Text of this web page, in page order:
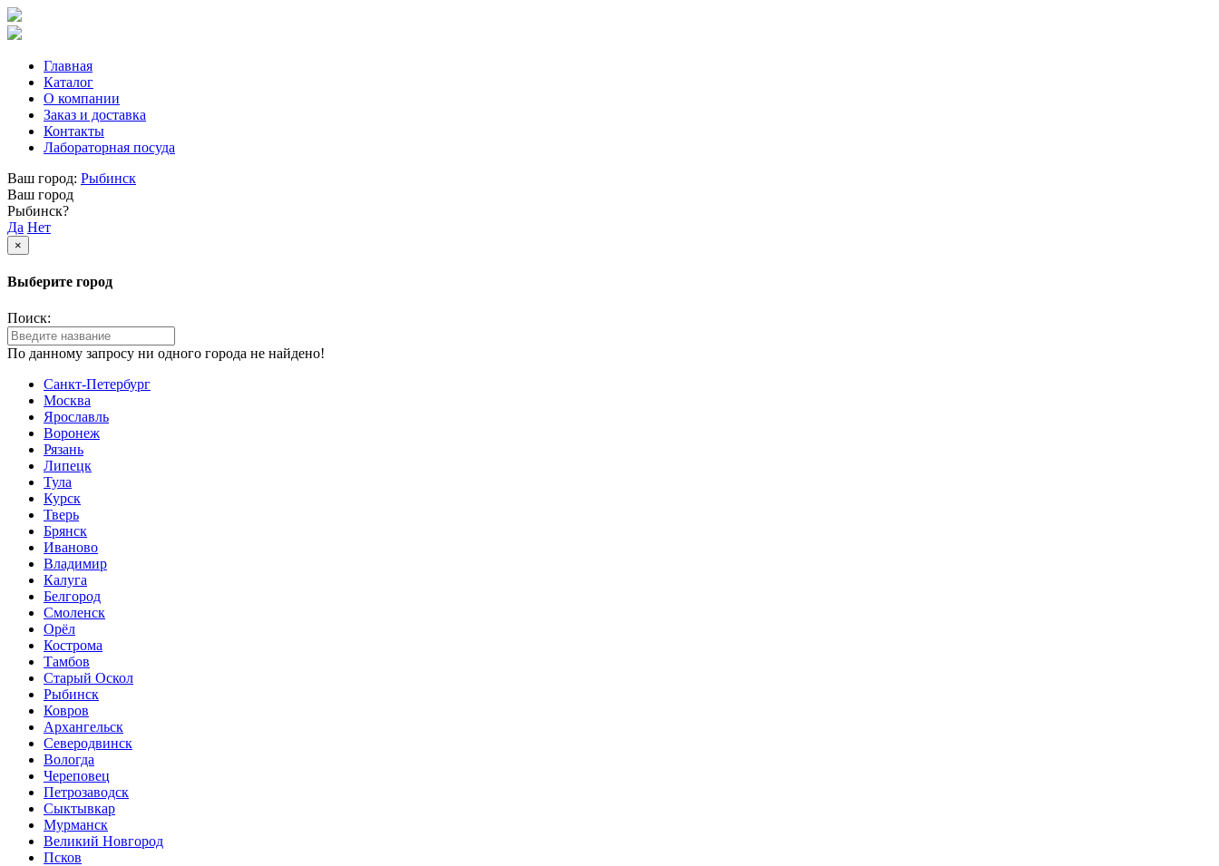
Главная
Каталог
О компании
Заказ и доставка
Контакты
Лабораторная посуда
Ваш город: Рыбинск
Ваш город
Рыбинск?
Да Нет
×
Выберите город
Поиск:
По данному запросу ни одного города не найдено!
Санкт-Петербург
Москва
Ярославль
Воронеж
Рязань
Липецк
Тула
Курск
Тверь
Брянск
Иваново
Владимир
Калуга
Белгород
Смоленск
Орёл
Кострома
Тамбов
Старый Оскол
Рыбинск
Ковров
Архангельск
Северодвинск
Вологда
Череповец
Петрозаводск
Сыктывкар
Мурманск
Великий Новгород
Псков